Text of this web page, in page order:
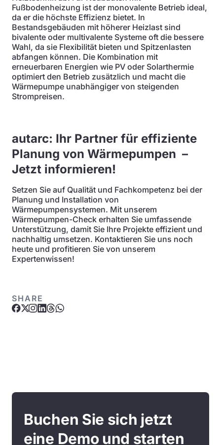
Fußbodenheizung ist der monovalente Betrieb ideal,
da er die höchste Effizienz bietet. In
Bestandsgebäuden mit höherer Heizlast sind
bivalente oder multivalente Systeme oft die bessere
Wahl, da sie Flexibilität bieten und Spitzenlasten
abfangen können. Die Kombination mit
erneuerbaren Energien wie PV oder Solarthermie
optimiert den Betrieb zusätzlich und macht die
Wärmepumpe unabhängiger von steigenden
Strompreisen.
autarc: Ihr Partner für effiziente
Planung von Wärmepumpen –
Jetzt informieren!
Setzen Sie auf Qualität und Fachkompetenz bei der
Planung und Installation von
Wärmepumpensystemen. Mit unserem
Wärmepumpen-Check erhalten Sie umfassende
Unterstützung, damit Sie Ihre Projekte effizient und
nachhaltig umsetzen. Kontaktieren Sie uns noch
heute und profitieren Sie von unserem
Expertenwissen!
SHARE
Buchen Sie sich jetzt
eine Demo und starten